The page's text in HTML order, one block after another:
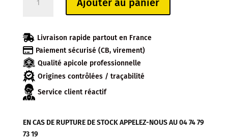
POUR
BOUTEILLE
(sachet
de
5)
Ajouter au panier
 Livraison rapide partout en France
 Paiement sécurisé (CB, virement)
Qualité apicole professionnelle
Origines contrôlées / traçabilité
Service client réactif
EN CAS DE RUPTURE DE STOCK APPELEZ-NOUS AU 04 74 79
73 19